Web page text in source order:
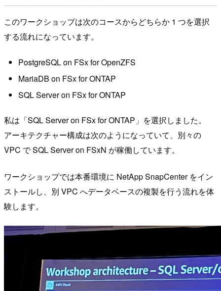
このワークショップは次のコースからどちらか 1 つを選択
する流れになっています。
PostgreSQL on FSx for OpenZFS
MariaDB on FSx for ONTAP
SQL Server on FSx for ONTAP
私は「SQL Server on FSx for ONTAP」を選択しました。
アーキテクチャー構成は次のようになっていて、別々の
VPC で SQL Server on FSxN が稼働しています。
ワークショップでは本番環境に NetApp SnapCenter をイン
ストールし、別 VPC へデータベースの複製を行う流れを体
験します。